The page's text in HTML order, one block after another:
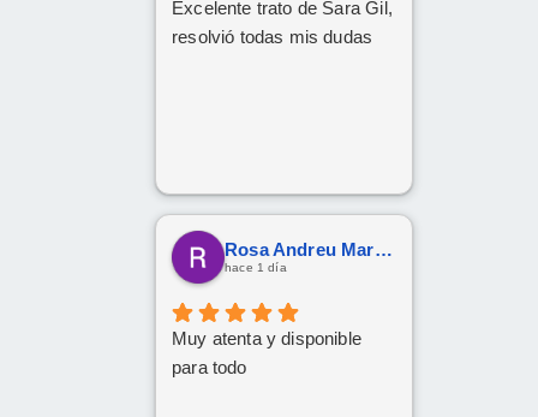
Excelente trato de Sara Gil,
resolvió todas mis dudas
Rosa Andreu Martinez
hace 1 día
Muy atenta y disponible
para todo